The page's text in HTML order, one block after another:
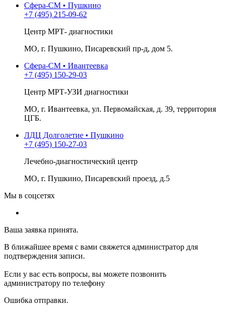
Сфера-СМ • Пушкино
+7 (495) 215-09-62
Центр МРТ- диагностики
МО, г. Пушкино, Писаревский пр-д, дом 5.
Сфера-СМ • Ивантеевка
+7 (495) 150-29-03
Центр МРТ-УЗИ диагностики
МО, г. Ивантеевка, ул. Первомайская, д. 39, территория
ЦГБ.
ЛДЦ Долголетие • Пушкино
+7 (495) 150-27-03
Лечебно-диагностический центр
МО, г. Пушкино, Писаревский проезд, д.5
Мы в соцсетях
Ваша заявка принята.
В ближайшее время с вами свяжется администратор для
подтверждения записи.
Если у вас есть вопросы, вы можете позвонить
администратору по телефону
Ошибка отправки.